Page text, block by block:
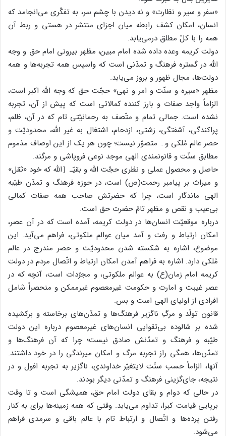
«سفر و سیر و نظارت» و نه دیدن با چشم سر، به تفکّری می‌انجامد که
انسان، امکان کشف رابطه میان اجزای منتشر در هستی و ربط آن
همه را با کلّ مطلق درمی‌یابد.
دولت کریمه وعده داده شده امام مبین، مظهر بیرونی امام حق و وجه
الله در گستره فرهنگ و تمدّنی است که واسپس همه تجربه‌ها و همه
دولت‌ها، مجال ظهور و بروز می‌یابد.
مظهر «سیره و سنّت و امر و نهی» حجّت حق که وجه الله اکبر است،
الزاماً واجد صفات و بارز کننده کمالاتی است که پیش از آن، تجربه
نشده است. جمالی تمام و متّصف به رحمانیّتی تام که در آن، ظلم،
پراکندگی، آشفتگی، زشتی، ازدحام، اشتغال به غیر الله، محدودیّت و
حصر عالم مُلکی و… متصوّر نیست؛ چون هر یک از این اوصاف مذموم
مطابق سنّت و قانونمندی الهی موجد نوعی فروپاشی و مرگند.
حاصل و محصول عملی و نظری حجّت الله و بقیّـ［الله که خود «ثقل»
و میراث بر پیامبر رحمت(ص) است، در حوزه فرهنگ و تمدّن طیّبه
الهی ماندگار است، چرا که حضرتش صاحب همه صفات کمالی
بی‌عیب و نقص و مظهر تامّ حضرت حق است.
درباره موقعیّت انسان‌ها در دولت کریمه، آمده است که در آن عصر،
امکان ارتباط و رفت و آمد میان عوالم ملکوتی، فراهم می‌آید. این
موضوع، اشاره به شکسته شدن محدودیّت و حصر مندرج در عالم
مُلکی دارد. اشاره به فراهم آمدن امکان ارتباط و اتّصال مردم در دولت
کریمه امام زمان(ع) به عوالم ملکوتی، و مجرّدات است، آنچه که در
عصر غیبت و امارت و حکومت غیرمعصوم غیرممکن و منحصراً شامل
افرادی از اولیای الهی است و بس.
قانون تولّد و مرگِ ناگزیر فرهنگ‌ها و تمدّن‌های برخاسته و برکشیده
شده بر شالوده بی‌تقوایی انسان‌های غیرمعصوم درباره این دولت
طیّبه و فرهنگ و تمدّنش صادق نیست؛ چرا که آن فرهنگ‌ها و
تمدّن‌ها، همگی راز تجربه مرگ و امکان میرندگی را در خود داشتند.
آنها، الزاماً حسب سنّت لایتغیّر خداوندی، ناگزیر به تجربه افول و در
نتیجه، جای‌گزینی فرهنگ و تمدّنی دیگر بودند.
در حالی که دوام و بقای دولت امام حق، همیشگی است و تا وقت
برپایی قیامت کبرا، تداوم می‌یابد. وقتی که همه زمینه‌ها برای به کنار
رفتن پرده‌ها و اتّصال و ارتباط تام با عالم باقی و سرمدی فراهم
می‌شود.